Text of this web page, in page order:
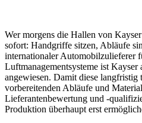
Wer morgens die Hallen von
sofort: Handgriffe sitzen, Abläufe
internationaler Automobilzulieferer
Luftmanagementsysteme ist Kayser
angewiesen. Damit diese langfristig
vorbereitenden Abläufe und
Lieferantenbewertung und -
Produktion überhaupt erst